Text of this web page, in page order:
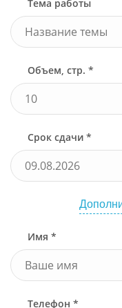
Тема работы
Объем, стр. *
Срок сдачи *
Имя *
Телефон *